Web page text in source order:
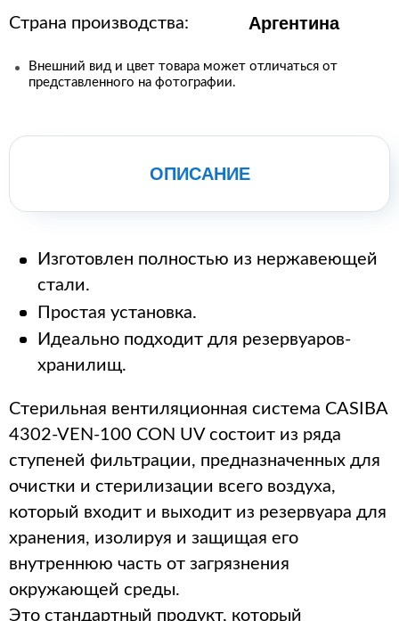
Страна производства: Аргентина
Внешний вид и цвет товара может отличаться от
представленного на фотографии.
ОПИСАНИЕ
Изготовлен полностью из нержавеющей
стали.
Простая установка.
Идеально подходит для резервуаров-
хранилищ.
Стерильная вентиляционная система CASIBA
4302-VEN-100 CON UV состоит из ряда
ступеней фильтрации, предназначенных для
очистки и стерилизации всего воздуха,
который входит и выходит из резервуара для
хранения, изолируя и защищая его
внутреннюю часть от загрязнения
окружающей среды.
Это стандартный продукт, который